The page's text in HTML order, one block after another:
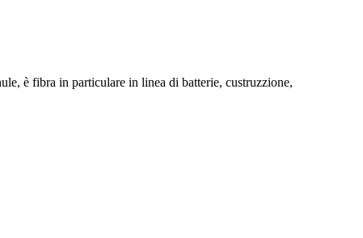
è fibra in particulare in linea di batterie, custruzzione,